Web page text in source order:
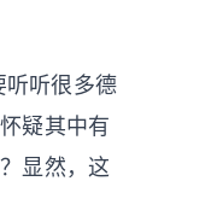
听听很多德
疑其中有
显然，这